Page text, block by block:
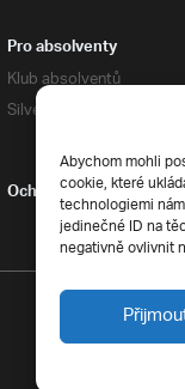
Abychom mohli
cookie, které
technologiemi
jedinečné ID na
negativně ovlivnit
Pro absolventy
Klub absolventů
Silverius
Ochrana soukromí